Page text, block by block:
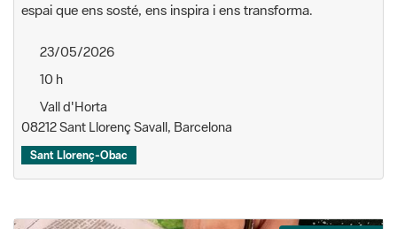
espai que ens sosté, ens inspira i ens transforma.
23/05/2026
10 h
Vall d'Horta
08212 Sant Llorenç Savall, Barcelona
Sant Llorenç-Obac